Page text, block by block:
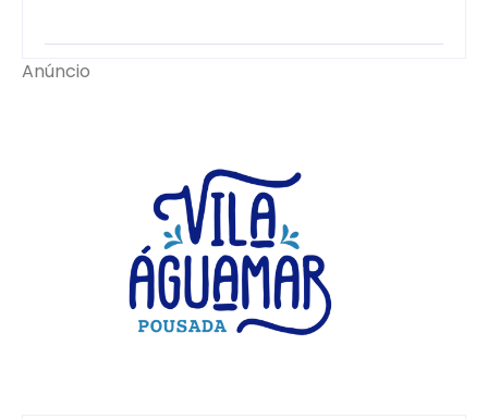
Anúncio